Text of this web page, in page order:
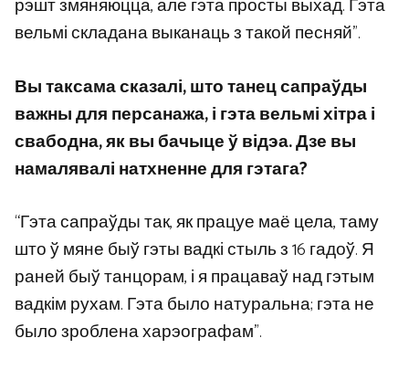
рэшт змяняюцца, але гэта просты выхад. Гэта
вельмі складана выканаць з такой песняй”.
Вы таксама сказалі, што танец сапраўды
важны для персанажа, і гэта вельмі хітра і
свабодна, як вы бачыце ў відэа. Дзе вы
намалявалі натхненне для гэтага?
“Гэта сапраўды так, як працуе маё цела, таму
што ў мяне быў гэты вадкі стыль з 16 гадоў. Я
раней быў танцорам, і я працаваў над гэтым
вадкім рухам. Гэта было натуральна; гэта не
было зроблена харэографам”.